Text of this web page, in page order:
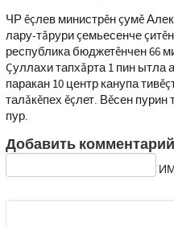
ЧР ĕçлев министрĕн çумĕ
лару-тăрури çемьесенче
республика бюджетĕнчен 66
Çуллахи тапхăрта 1 пин
паракан 10 центр канупа
талăкĕпех ĕçлет. Вĕсен
пур.
Добавить комментарий